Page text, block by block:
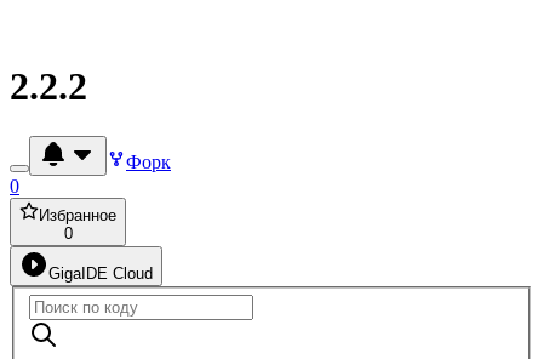
2.2.2
Форк
0
Избранное
0
GigaIDE Cloud